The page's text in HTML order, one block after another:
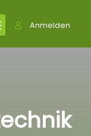
Anmelden